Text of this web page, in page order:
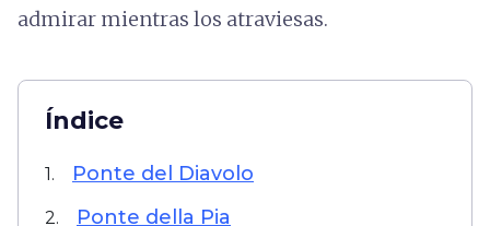
admirar mientras los atraviesas.
Índice
1. Ponte del Diavolo
2. Ponte della Pia